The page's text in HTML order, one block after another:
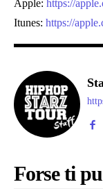
Apple: https://
Itunes: https://
Forse ti